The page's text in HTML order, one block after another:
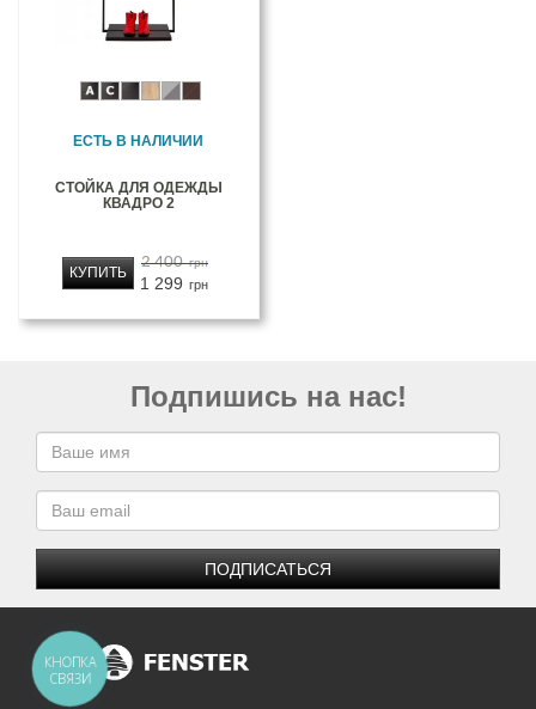
ЕСТЬ В НАЛИЧИИ
СТОЙКА ДЛЯ ОДЕЖДЫ
КВАДРО 2
2 400 грн
1 299 грн
КУПИТЬ
Подпишись на нас!
ПОДПИСАТЬСЯ
КНОПКА
СВЯЗИ